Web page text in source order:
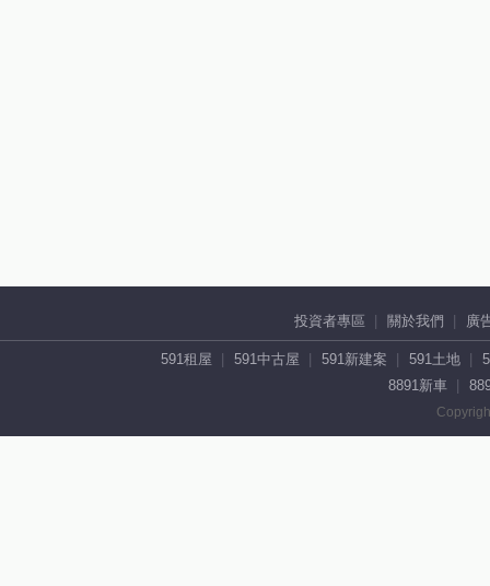
投資者專區 關於我們 廣
591租屋 591中古屋 591新建案 591土地
8891新車